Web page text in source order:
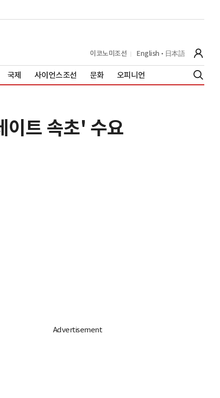
이코노미조선 English 日本語
국제 사이언스조선 문화 오피니언
이트 속초' 수요